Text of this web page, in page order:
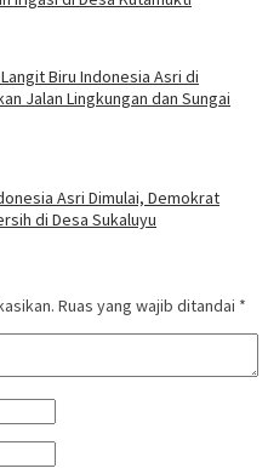
Biru Indonesia Asri di
Jalan Lingkungan dan Sungai
Asri Dimulai, Demokrat
di Desa Sukaluyu
Ruas yang wajib ditandai *